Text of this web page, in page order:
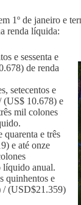
1º de janeiro e
renda líquida:
e sessenta e
de renda
setecentos e
(US$ 10.678) e
mil colones
quarenta e três
e até onze
anual.
quinhentos e
/ (USD$21.359)